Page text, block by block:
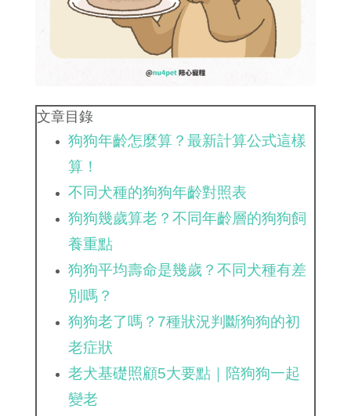
文章目錄
狗狗年齡怎麼算？最新計算公式這樣
算！
不同犬種的狗狗年齡對照表
狗狗幾歲算老？不同年齡層的狗狗飼
養重點
狗狗平均壽命是幾歲？不同犬種有差
別嗎？
狗狗老了嗎？7種狀況判斷狗狗的初
老症狀
老犬基礎照顧5大要點｜陪狗狗一起
變老